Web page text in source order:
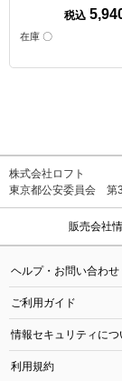
税込
在庫 〇
株式会社ロフト
東京都公安委員会 第
販売会社
ヘルプ・お問い合わせ
ご利用ガイド
情報セキュリティにつ
利用規約